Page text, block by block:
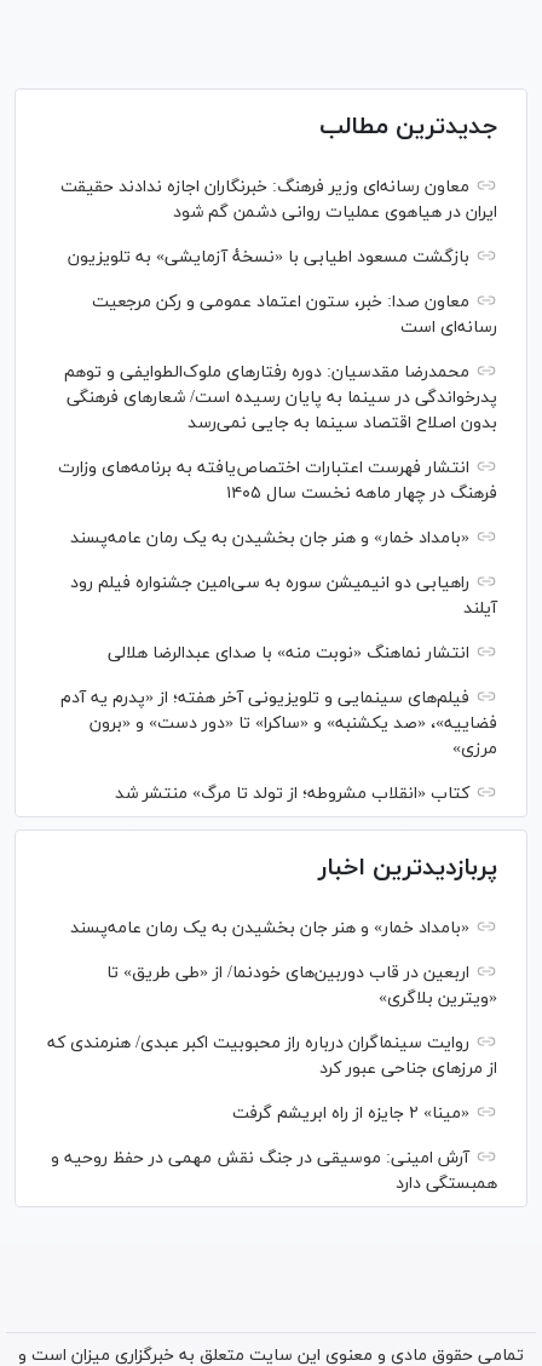
جدیدترین مطالب
معاون رسانه‌ای وزیر فرهنگ: خبرنگاران اجازه ندادند حقیقت
ایران در هیاهوی عملیات روانی دشمن گم شود
بازگشت مسعود اطیابی با «نسخهٔ آزمایشی» به تلویزیون
معاون صدا: خبر، ستون اعتماد عمومی و رکن مرجعیت
رسانه‌ای است
محمدرضا مقدسیان: دوره رفتارهای ملوک‌الطوایفی و توهم
پدرخواندگی در سینما به پایان رسیده است/ شعارهای فرهنگی
بدون اصلاح اقتصاد سینما به جایی نمی‌رسد
انتشار فهرست اعتبارات اختصاص‌یافته به برنامه‌های وزارت
فرهنگ در چهار ماهه نخست سال ۱۴۰۵
«بامداد خمار» و هنر جان بخشیدن به یک رمان عامه‌پسند
راهیابی دو انیمیشن سوره به سی‌امین جشنواره فیلم رود
آیلند
انتشار نماهنگ «نوبت منه» با صدای عبدالرضا هلالی
فیلم‌های سینمایی و تلویزیونی آخر هفته؛ از «پدرم یه آدم
فضاییه»، «صد یکشنبه» و «ساکرا» تا «دور دست» و «برون
مرزی»
کتاب «انقلاب مشروطه؛ از تولد تا مرگ» منتشر شد
پربازدیدترین اخبار
«بامداد خمار» و هنر جان بخشیدن به یک رمان عامه‌پسند
اربعین در قاب دوربین‌های خودنما/ از «طی طریق» تا
«ویترین بلاگری»
روایت سینماگران درباره راز محبوبیت اکبر عبدی/ هنرمندی که
از مرزهای جناحی عبور کرد
«مینا» ۲ جایزه از راه ابریشم گرفت
آرش امینی: موسیقی در جنگ نقش مهمی در حفظ روحیه و
همبستگی دارد
تمامی حقوق مادی و معنوی این سایت متعلق به خبرگزاری میزان است و